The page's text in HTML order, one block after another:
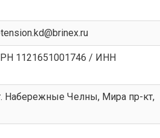
1121651001746 / ИНН
Набережные Челны, Мира пр-кт,